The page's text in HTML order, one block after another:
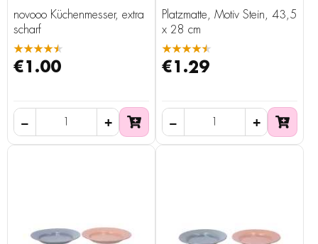
novooo Küchenmesser, extra
scharf
★★★★★
€1.00
Platzmatte, Motiv Stein, 43,5
x 28 cm
★★★★★
€1.29